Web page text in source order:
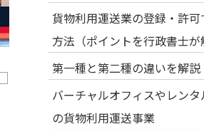
貨物利用運送業の登録・許
方法（ポイントを行政書士が
第一種と第二種の違いを解説
バーチャルオフィスやレン
の貨物利用運送事業